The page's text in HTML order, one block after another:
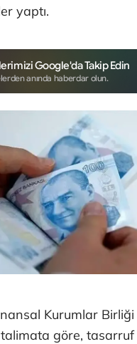
yaptı.
Google'da Takip Edin
anında haberdar olun.
Kurumlar Birliği
göre, tasarruf